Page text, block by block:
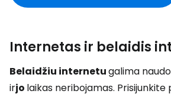
Internetas ir belaidis
Belaidžiu internetugalima
irjo laikas neribojamas. Prisijunkite